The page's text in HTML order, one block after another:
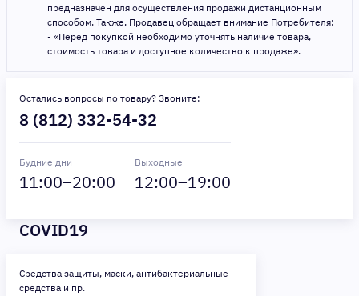
предназначен для осуществления продажи дистанционным
способом. Также, Продавец обращает внимание Потребителя:
- «Перед покупкой необходимо уточнять наличие товара,
стоимость товара и доступное количество к продаже».
Остались вопросы по товару? Звоните:
8 (812) 332-54-32
Будние дни
11:00–20:00
Выходные
12:00–19:00
COVID19
Средства защиты, маски, антибактериальные
средства и пр.